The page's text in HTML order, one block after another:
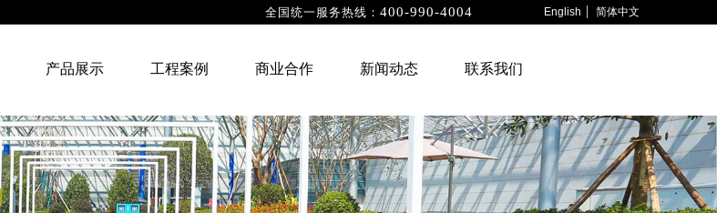
English 简体中文
全国统一服务热线： 400-990-4004
产品展示 工程案例 商业合作 新闻动态 联系我们